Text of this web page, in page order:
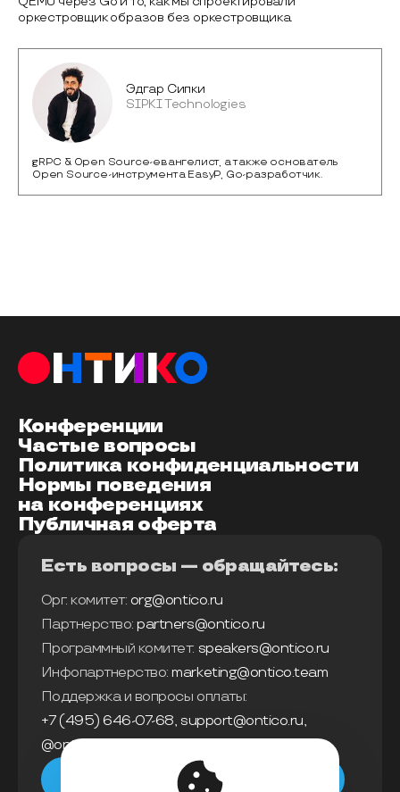
оркестровщик образов без оркестровщика.
Эдгар Сипки
SIPKI Technologies
gRPC & Open Source-евангелист, а также основатель
Open Source-инструмента EasyP, Go-разработчик.
Конференции
Частые вопросы
Политика конфиденциальности
Нормы поведения
на конференциях
Публичная оферта
Есть вопросы — обращайтесь:
Орг. комитет: org@ontico.ru
Партнерство: partners@ontico.ru
Программный комитет: speakers@ontico.ru
Инфопартнерство: marketing@ontico.team
Поддержка и вопросы оплаты:
+7 (495) 646-07-68, support@ontico.ru,
@ontico_support
Мы в телеграм